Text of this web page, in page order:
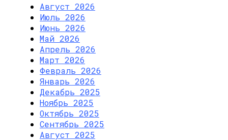
Август 2026
Июль 2026
Июнь 2026
Май 2026
Апрель 2026
Март 2026
Февраль 2026
Январь 2026
Декабрь 2025
Ноябрь 2025
Октябрь 2025
Сентябрь 2025
Август 2025